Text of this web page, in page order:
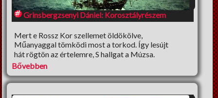
Grinsbergzsenyi Dániel: Korosztályrészem
Mert e Rossz Kor szellemet öldökölve,
Műanyaggal tömködi most a torkod. Így lesújt
hát rögtön az értelemre, S hallgat a Múzsa.
Bővebben